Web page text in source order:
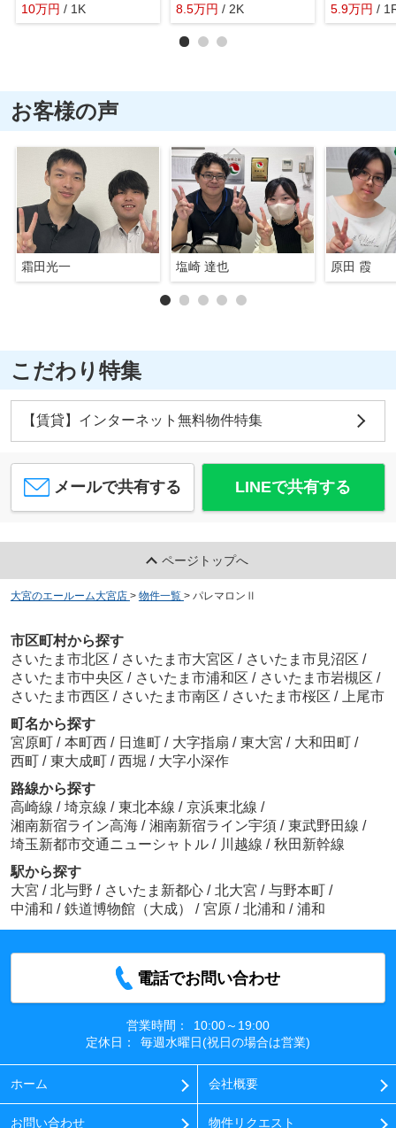
10万円 / 1K
8.5万円 / 2K
5.9万円 /
お客様の声
霜田光一 塩崎 達也 原田 霞
こだわり特集
【賃貸】インターネット無料物件特集
メールで共有する LINEで共有する
ページトップへ
大宮のエールーム大宮店 > 物件一覧 > パレマロンⅡ
市区町村から探す
さいたま市北区 / さいたま市大宮区 / さいたま市見沼区 /
さいたま市中央区 / さいたま市浦和区 / さいたま市岩槻区 /
さいたま市西区 / さいたま市南区 / さいたま市桜区 /
上尾市
町名から探す
宮原町 / 本町西 / 日進町 / 大字指扇 / 東大宮 / 大和田町 /
西町 / 東大成町 / 西堀 / 大字小深作
路線から探す
高崎線 / 埼京線 / 東北本線 / 京浜東北線 /
湘南新宿ライン高海 / 湘南新宿ライン宇須 / 東武野田線 /
埼玉新都市交通ニューシャトル / 川越線 / 秋田新幹線
駅から探す
大宮 / 北与野 / さいたま新都心 / 北大宮 / 与野本町 /
中浦和 / 鉄道博物館（大成） / 宮原 / 北浦和 / 浦和
電話でお問い合わせ
営業時間：
10:00～19:00
定休日：
毎週水曜日(祝日の場合は営業)
ホーム 会社概要
お問い合わせ 物件リクエスト